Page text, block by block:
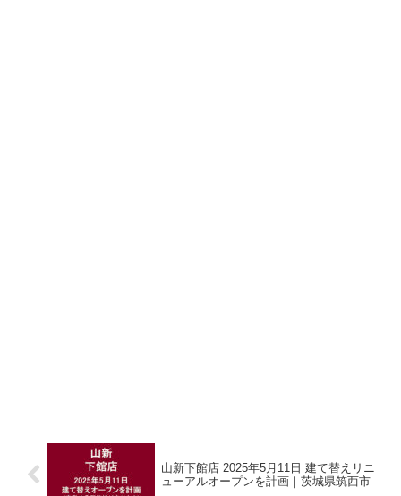
山新下館店 2025年5月11日 建て替えリニ
ューアルオープンを計画｜茨城県筑西市